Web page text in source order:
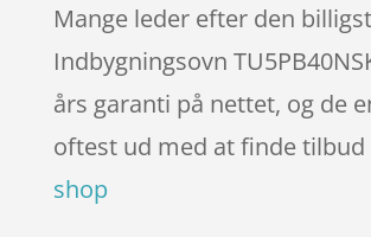
Mange leder efter den
Indbygningsovn
års garanti på nettet, og de
oftest ud med at finde tilbud
shop